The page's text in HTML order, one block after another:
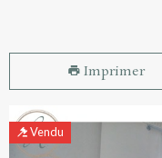
Imprimer
Vendu